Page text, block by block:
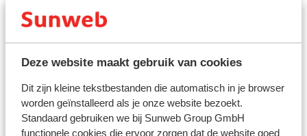
Deze website maakt gebruik van cookies
Dit zijn kleine tekstbestanden die automatisch in je browser
worden geïnstalleerd als je onze website bezoekt.
Standaard gebruiken we bij Sunweb Group GmbH
functionele cookies die ervoor zorgen dat de website goed
Restaurant: 350 m
Skipas, -les en verhuur
Skimateriaal